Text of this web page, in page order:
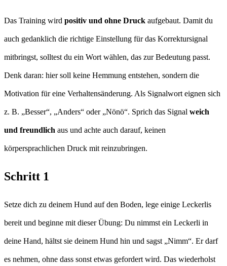
Das Training wird positiv und ohne Druck aufgebaut. Damit du
auch gedanklich die richtige Einstellung für das Korrektursignal
mitbringst, solltest du ein Wort wählen, das zur Bedeutung passt.
Denk daran: hier soll keine Hemmung entstehen, sondern die
Motivation für eine Verhaltensänderung. Als Signalwort eignen sich
z. B. „Besser“, „Anders“ oder „Nönö“. Sprich das Signal weich
und freundlich aus und achte auch darauf, keinen
körpersprachlichen Druck mit reinzubringen.
Schritt 1
Setze dich zu deinem Hund auf den Boden, lege einige Leckerlis
bereit und beginne mit dieser Übung: Du nimmst ein Leckerli in
deine Hand, hältst sie deinem Hund hin und sagst „Nimm“. Er darf
es nehmen, ohne dass sonst etwas gefordert wird. Das wiederholst